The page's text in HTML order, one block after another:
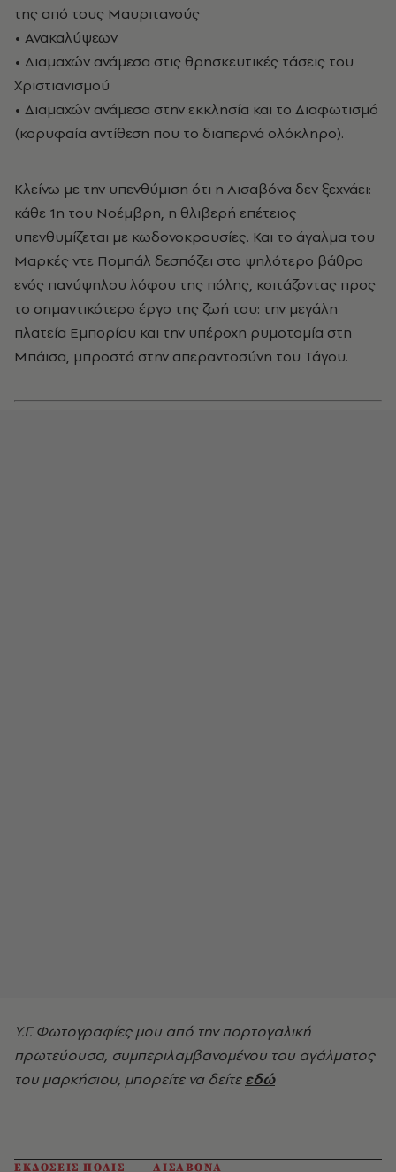
της από τους Μαυριτανούς
• Ανακαλύψεων
• Διαμαχών ανάμεσα στις θρησκευτικές τάσεις του
Χριστιανισμού
• Διαμαχών ανάμεσα στην εκκλησία και το Διαφωτισμό
(κορυφαία αντίθεση που το διαπερνά ολόκληρο).
Κλείνω με την υπενθύμιση ότι η Λισαβόνα δεν ξεχνάει:
κάθε 1η του Νοέμβρη, η θλιβερή επέτειος
υπενθυμίζεται με κωδονοκρουσίες. Και το άγαλμα του
Μαρκές ντε Πομπάλ δεσπόζει στο ψηλότερο βάθρο
ενός πανύψηλου λόφου της πόλης, κοιτάζοντας προς
το σημαντικότερο έργο της ζωή του: την μεγάλη
πλατεία Εμπορίου και την υπέροχη ρυμοτομία στη
Μπάισα, μπροστά στην απεραντοσύνη του Τάγου.
Υ.Γ. Φωτογραφίες μου από την πορτογαλική
πρωτεύουσα, συμπεριλαμβανομένου του αγάλματος
του μαρκήσιου, μπορείτε να δείτεεδώ
ΕΚΔΟΣΕΙΣ ΠΟΛΙΣ ΛΙΣΑΒΟΝΑ